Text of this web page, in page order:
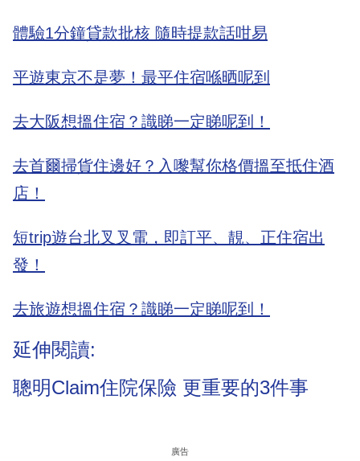
體驗1分鐘貸款批核 隨時提款話咁易
平遊東京不是夢！最平住宿喺晒呢到
去大阪想搵住宿？識睇一定睇呢到！
去首爾掃貨住邊好？入嚟幫你格價搵至抵住酒
店！
短trip遊台北叉叉電，即訂平、靚、正住宿出
發！
去旅遊想搵住宿？識睇一定睇呢到！
延伸閱讀:
聰明Claim住院保險 更重要的3件事
廣告